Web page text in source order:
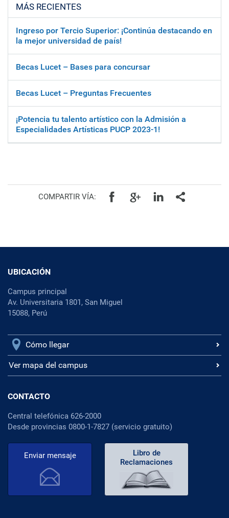
MÁS RECIENTES
Ingreso por Tercio Superior: ¡Continúa destacando en
la mejor universidad de país!
Becas Lucet – Bases para concursar
Becas Lucet – Preguntas Frecuentes
¡Potencia tu talento artístico con la Admisión a
Especialidades Artísticas PUCP 2023-1!
COMPARTIR VÍA: FacebookGoogle+ Linkedin
UBICACIÓN
Campus principal
Av. Universitaria 1801, San Miguel
15088, Perú
Cómo llegar
Ver mapa del campus
CONTACTO
Central telefónica 626-2000
Desde provincias 0800-1-7827 (servicio gratuito)
Enviar mensaje
Libro de
Reclamaciones